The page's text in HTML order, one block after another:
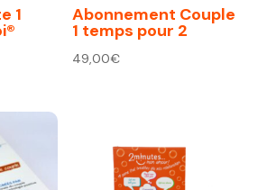
1 Abonnement Couple
1 temps pour 2
49,00€